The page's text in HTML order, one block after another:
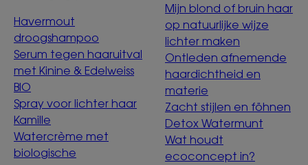
Havermout
droogshampoo
Serum tegen haaruitval
met Kinine & Edelweiss
BIO
Spray voor lichter haar
Kamille
Watercrème met
biologische
Mijn blond of bruin haar
op natuurlijke wijze
lichter maken
Ontleden afnemende
haardichtheid en
materie
Zacht stijlen en föhnen
Detox Watermunt
Wat houdt
ecoconcept in?